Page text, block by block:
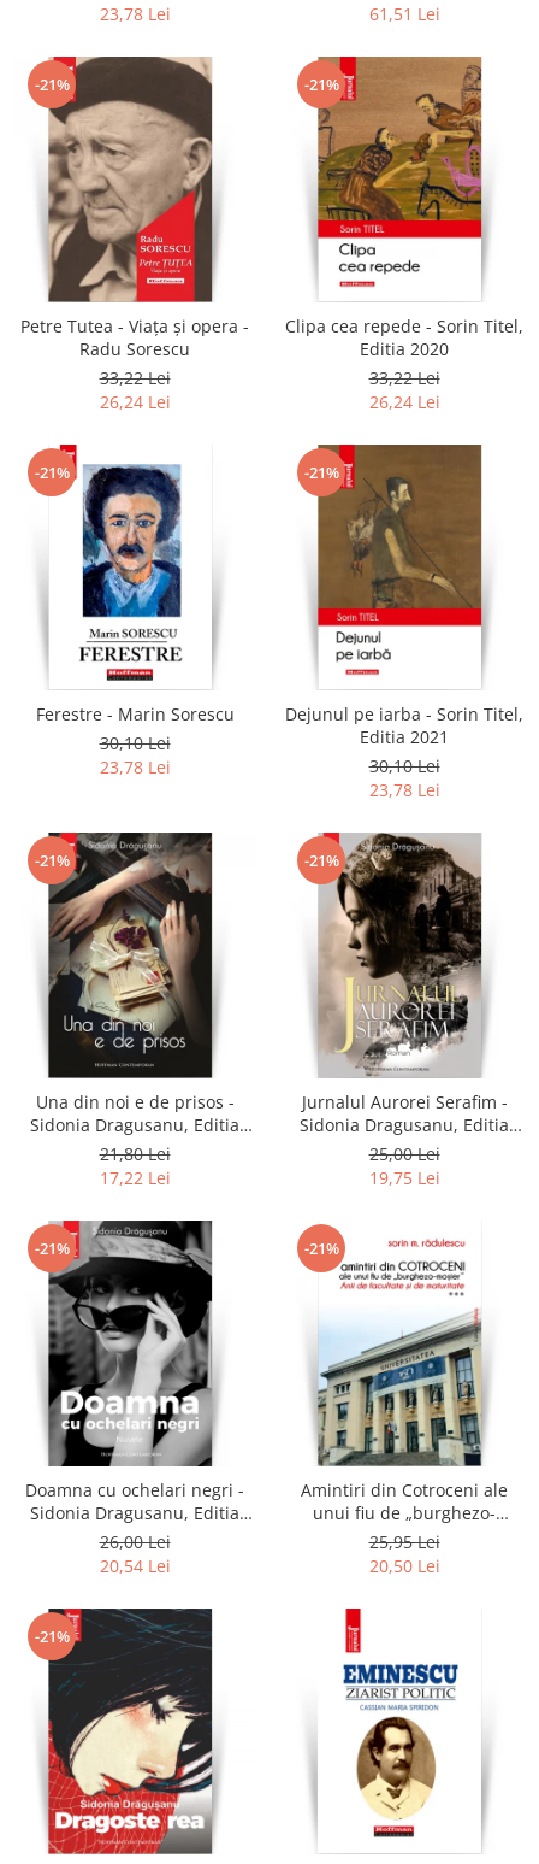
23,78 Lei
colonel!
61,51 Lei
-21%
Petre Tutea - Viaţa şi opera -
Radu Sorescu
33,22 Lei
26,24 Lei
-21%
Clipa cea repede - Sorin Titel,
Editia 2020
33,22 Lei
26,24 Lei
-21%
Ferestre - Marin Sorescu
30,10 Lei
23,78 Lei
-21%
Dejunul pe iarba - Sorin Titel,
Editia 2021
30,10 Lei
23,78 Lei
-21%
Una din noi e de prisos -
Sidonia Dragusanu, Editia
2021
21,80 Lei
17,22 Lei
-21%
Jurnalul Aurorei Serafim -
Sidonia Dragusanu, Editia
2020
25,00 Lei
19,75 Lei
-21%
Doamna cu ochelari negri -
Sidonia Dragusanu, Editia
2020
26,00 Lei
20,54 Lei
-21%
Amintiri din Cotroceni ale
unui fiu de „burghezo-
mosier”.Vol.3 - Sorin M.
Radulescu
25,95 Lei
20,50 Lei
-21%